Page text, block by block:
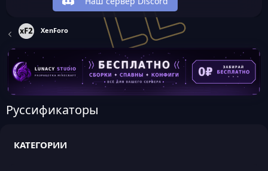
XenForo
Руссификаторы
КАТЕГОРИИ